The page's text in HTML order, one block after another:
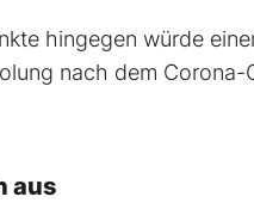
hingegen würde
nach dem
aus